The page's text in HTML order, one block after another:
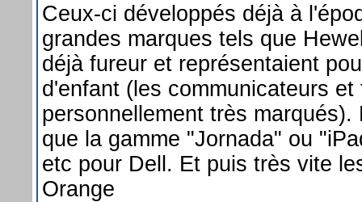
Ceux-ci développés déjà à
grandes marques tels que
déjà fureur et représentaient
d'enfant (les communicateurs
personnellement très
que la gamme "Jornada" ou
etc pour Dell. Et puis très vite
Orange